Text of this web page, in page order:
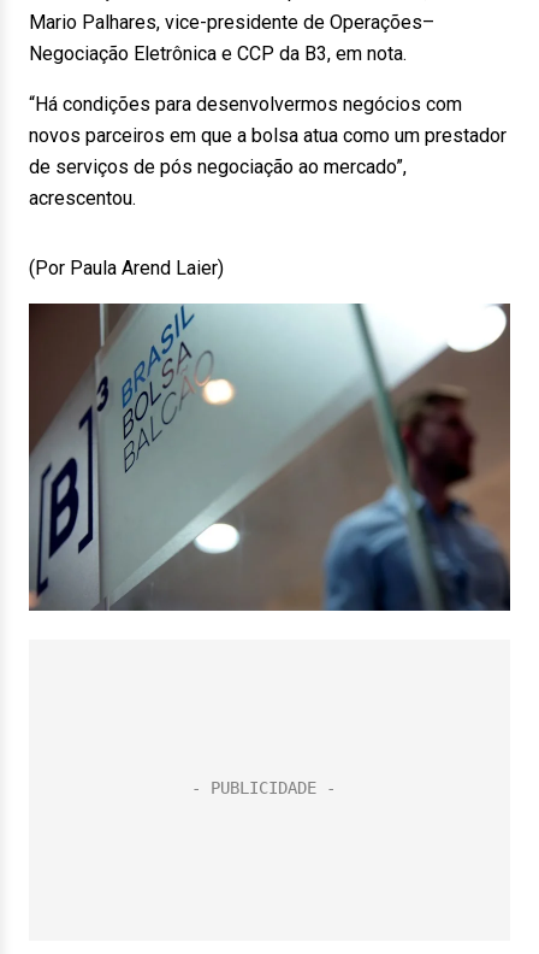
Mario Palhares, vice-presidente de Operações–
Negociação Eletrônica e CCP da B3, em nota.
“Há condições para desenvolvermos negócios com
novos parceiros em que a bolsa atua como um prestador
de serviços de pós negociação ao mercado”,
acrescentou.
(Por Paula Arend Laier)